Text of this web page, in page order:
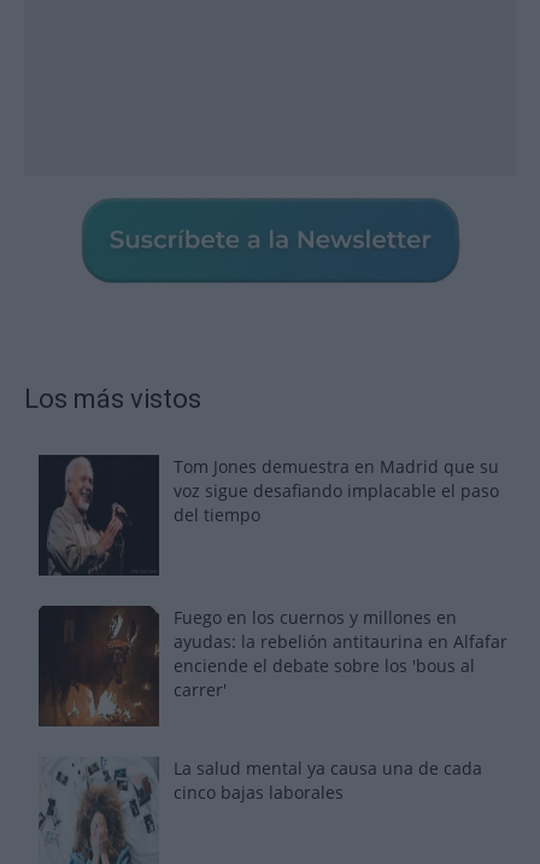
Los más vistos
Tom Jones demuestra en Madrid que su
voz sigue desafiando implacable el paso
del tiempo
Fuego en los cuernos y millones en
ayudas: la rebelión antitaurina en Alfafar
enciende el debate sobre los 'bous al
carrer'
La salud mental ya causa una de cada
cinco bajas laborales